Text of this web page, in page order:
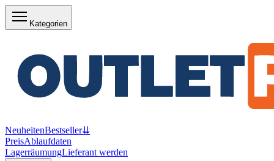
Kategorien
NeuheitenBestseller⇊
PreisAblaufdaten
LagerräumungLieferant werden